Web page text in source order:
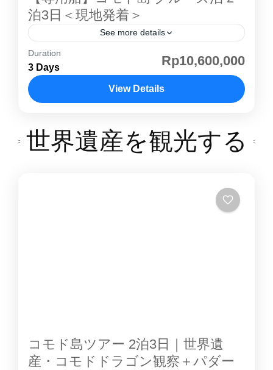
を選んでいただきます。お部屋の紹介①シェア
ルーム一部屋を４人でシェアしていただきま
す。（他の方と同室になります） ②プライベー
トルームダブルベッドのあるプライベートルー
ムです。 ③プライベートオーシャンビュールー
ムダブルベッドのあるプライベートルームで
④プライベートVIPルームアッパーデッキに部
屋があり、広さも十分にあるVIPルームです。
泊3日＜現地発着＞
See more details
コモド島 はインドネシアの小スンダ列島にある
島で、行政的には東ヌサトゥンガラ州に属しま
す。野生のコモド島コモドドラゴンが生息する
ことで特に知られており、ダイビングでも人気
世界自然遺産として登録されています。1991年
に世界遺産に登録され、乾燥した風土と透き通
呼ぶにふさわしいコモド島 。ゆっくりクルー
ジングしながら、パダール島での絶景、コモド
す。 デッキ充分海を見渡せる広さはありま
す。 デラックスボート スタンダートボート
Duration
3 Days Rp10,600,000
View Details
世界遺産を観光する
コモド島ツアー 2泊3日｜世界遺
産・コモドドラゴン観察＋パダー